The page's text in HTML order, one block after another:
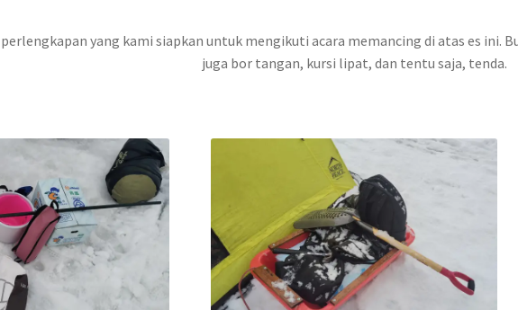
yang kami siapkan untuk mengikuti acara memancing di atas es ini.
juga bor tangan, kursi lipat, dan tentu saja, tenda.